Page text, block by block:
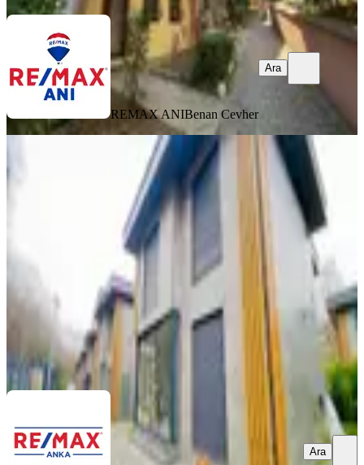
REMAX ANIBenan Cevher
Ara
Şile Çayırbaşı Lanse Koruparkta
Kiralık Villa
İstanbul, Şile
·150 m²
85.000 ₺
REMAX ANKA GAYRİMENKUL
Ara
Ara